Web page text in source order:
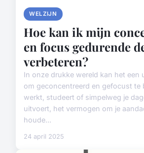
WELZIJN
Hoe kan ik mijn
en focus gedurende
verbeteren?
In onze drukke wereld kan het een
om geconcentreerd en gefocust te
werkt, studeert of simpelweg je
uitvoert, het vermogen om je
houde...
24 april 2025